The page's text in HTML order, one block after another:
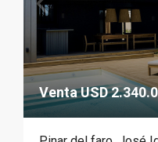
Venta USD